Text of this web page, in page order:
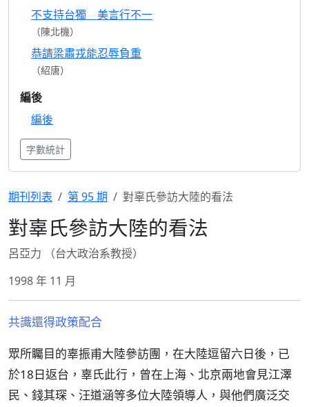
不支持台獨 美言行不一
（陳北機）
恭請梁肅戎能忍辱負重
（紹唐）
編後
編後
字數統計
期刊列表 第 95 期 對辜氏參訪大陸的看法
對辜氏參訪大陸的看法
呂亞力 （台大政治系教授）
1998 年 11 月
共識還得政策配合
眾所矚目的辜振甫大陸參訪團，在大陸逗留六日後，已
於18日返台，辜氏此行，曾在上海、北京兩地會見江澤
民、錢其琛、汪道涵等多位大陸領導人，與他們廣泛交